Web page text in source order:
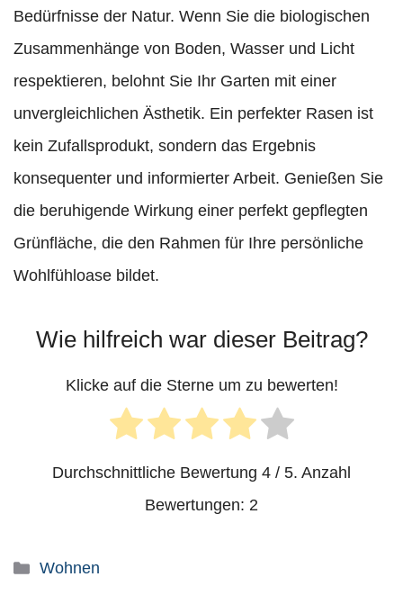
Bedürfnisse der Natur. Wenn Sie die biologischen
Zusammenhänge von Boden, Wasser und Licht
respektieren, belohnt Sie Ihr Garten mit einer
unvergleichlichen Ästhetik. Ein perfekter Rasen ist
kein Zufallsprodukt, sondern das Ergebnis
konsequenter und informierter Arbeit. Genießen Sie
die beruhigende Wirkung einer perfekt gepflegten
Grünfläche, die den Rahmen für Ihre persönliche
Wohlfühloase bildet.
Wie hilfreich war dieser Beitrag?
Klicke auf die Sterne um zu bewerten!
Durchschnittliche Bewertung 4 / 5. Anzahl
Bewertungen: 2
Kategorien
Wohnen